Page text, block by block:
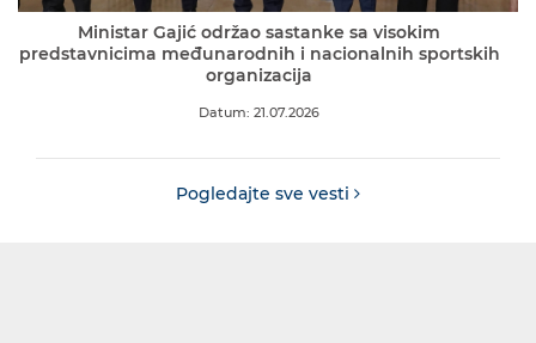
Ministar Gajić održao sastanke sa visokim
predstavnicima međunarodnih i nacionalnih sportskih
organizacija
Datum: 21.07.2026
Pogledajte sve vesti